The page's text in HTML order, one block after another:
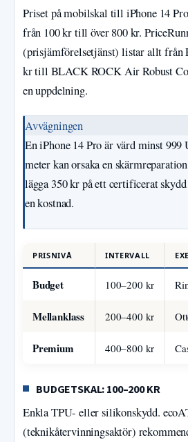
Priset på mobilskal till iPhone 14
från 100 kr till över 800 kr.
(prisjämförelsetjänst) listar allt från
kr till BLACK ROCK Air Robust
en uppdelning.
Avvägningen
En iPhone 14 Pro är värd minst
meter kan orsaka en
lägga 350 kr på ett certificerat
en kostnad.
PRISNIVÅ INTERVALL
Budget 100–200 kr
Mellanklass 200–400 kr
Premium 400–800 kr
BUDGETSKAL: 100–200 KR
Enkla TPU- eller silikonskydd.
(teknikåtervinningsaktör)